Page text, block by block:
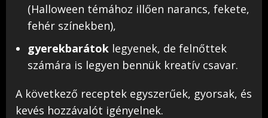
(Halloween témához illően narancs, fekete,
fehér színekben),
gyerekbarátok legyenek, de felnőttek
számára is legyen bennük kreatív csavar.
A következő receptek egyszerűek, gyorsak, és
kevés hozzávalót igényelnek.